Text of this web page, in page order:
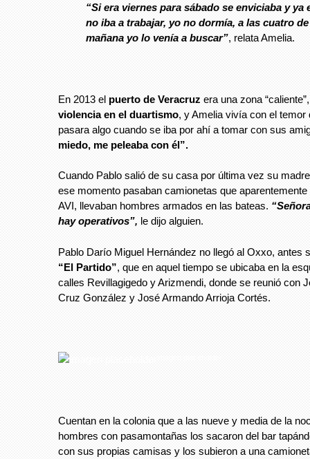
“Si era viernes para sábado se enviciaba y ya
no iba a trabajar, yo no dormía, a las cuatro
mañana yo lo venía a buscar”, relata Amelia.
En 2013 el puerto de Veracruz era una zona
violencia en el duartismo, y Amelia vivía con el temor
pasara algo cuando se iba por ahí a tomar con sus
miedo, me peleaba con él”.
Cuando Pablo salió de su casa por última vez su
ese momento pasaban camionetas que
AVI, llevaban hombres armados en las bateas.
hay operativos”, le dijo alguien.
Pablo Darío Miguel Hernández no llegó al Oxxo, antes
“El Partido”, que en aquel tiempo se ubicaba en la
calles Revillagigedo y Arizmendi, donde se reunió con
Cruz González y José Armando Arrioja Cortés.
Cuentan en la colonia que a las nueve y media de la
hombres con pasamontañas los sacaron del bar
con sus propias camisas y los subieron a una